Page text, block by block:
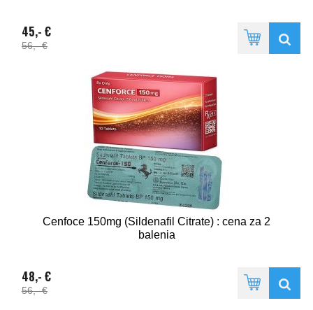
45,- €
56,- €
Cenfoce 150mg (Sildenafil Citrate) : cena za 2
balenia
48,- €
56,- €